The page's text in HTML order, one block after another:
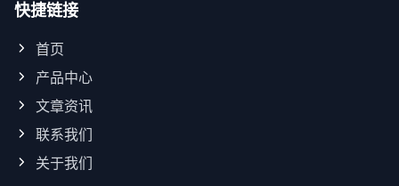
快捷链接
首页
产品中心
文章资讯
联系我们
关于我们